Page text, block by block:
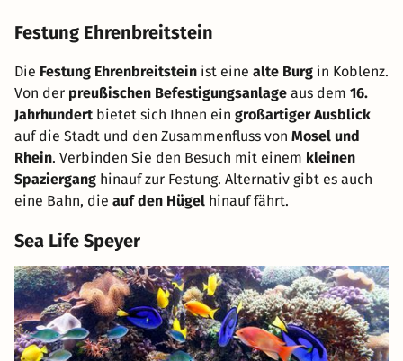
Festung Ehrenbreitstein
Die Festung Ehrenbreitstein ist eine alte Burg in Koblenz.
Von der preußischen Befestigungsanlage aus dem 16.
Jahrhundert bietet sich Ihnen ein großartiger Ausblick
auf die Stadt und den Zusammenfluss von Mosel und
Rhein. Verbinden Sie den Besuch mit einem kleinen
Spaziergang hinauf zur Festung. Alternativ gibt es auch
eine Bahn, die auf den Hügel hinauf fährt.
Sea Life Speyer